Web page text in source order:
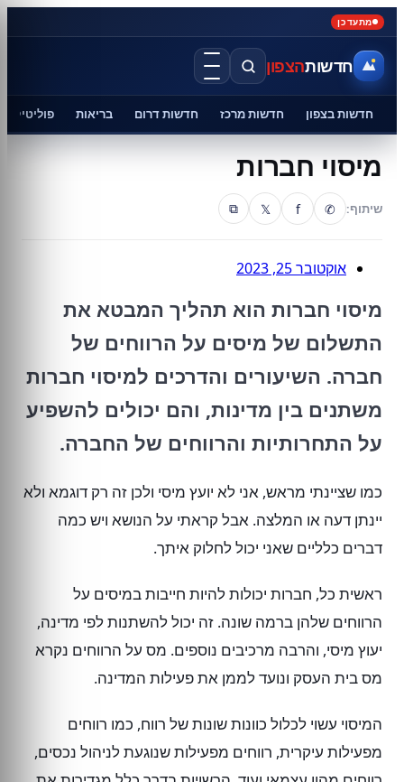
מתעדכן
חדשותהצפון
חדשות בצפון חדשות מרכז חדשות דרום בריאות פוליטיקה
מיסוי חברות
שיתוף: ✆
f
𝕏
⧉
אוקטובר 25, 2023
מיסוי חברות הוא תהליך המבטא את
התשלום של מיסים על הרווחים של
חברה. השיעורים והדרכים למיסוי חברות
משתנים בין מדינות, והם יכולים להשפיע
על התחרותיות והרווחים של החברה.
כמו שציינתי מראש, אני לא יועץ מיסי ולכן זה רק דוגמא ולא
יינתן דעה או המלצה. אבל קראתי על הנושא ויש כמה
דברים כלליים שאני יכול לחלוק איתך.
ראשית כל, חברות יכולות להיות חייבות במיסים על
הרווחים שלהן ברמה שונה. זה יכול להשתנות לפי מדינה,
יעוץ מיסי, והרבה מרכיבים נוספים. מס על הרווחים נקרא
מס בית העסק ונועד לממן את פעילות המדינה.
המיסוי עשוי לכלול כוונות שונות של רווח, כמו רווחים
מפעילות עיקרית, רווחים מפעילות שנוגעת לניהול נכסים,